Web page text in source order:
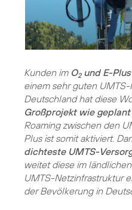
Kunden im O2und E-
einem sehr guten
Deutschland hat diese
Großprojekt wie
Roaming zwischen den
Plus ist somit aktiviert.
dichteste UMTS-
weitet diese im
UMTS-Netzinfrastruktur
der Bevölkerung in